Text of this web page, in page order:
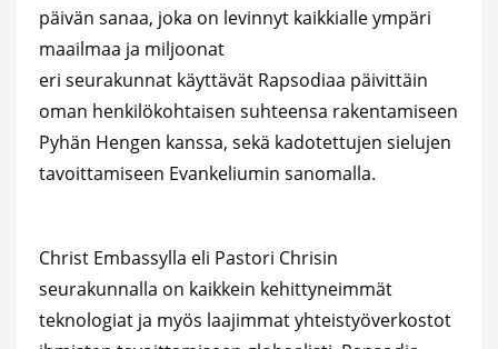
päivän sanaa, joka on levinnyt kaikkialle ympäri
maailmaa ja miljoonat
eri seurakunnat käyttävät Rapsodiaa päivittäin
oman henkilökohtaisen suhteensa rakentamiseen
Pyhän Hengen kanssa, sekä kadotettujen sielujen
tavoittamiseen Evankeliumin sanomalla.
Christ Embassylla eli Pastori Chrisin
seurakunnalla on kaikkein kehittyneimmät
teknologiat ja myös laajimmat yhteistyöverkostot